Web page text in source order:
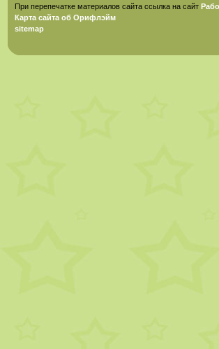
При перепечатке материалов сайта ссылка на сайт
Карта сайта об Орифлэйм
sitemap